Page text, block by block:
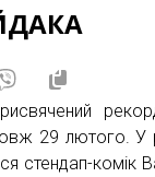
29 лютого. У
стендап-комік